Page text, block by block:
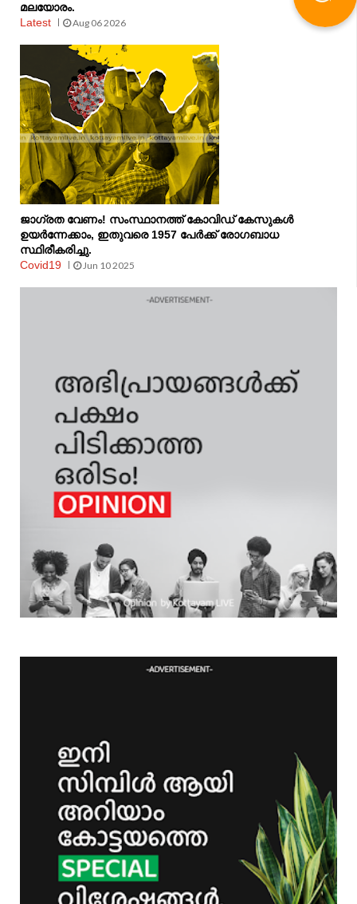
മലയോരം.
Latest
Aug 06 2026
ജാഗ്രത വേണം! സംസ്ഥാനത്ത് കോവിഡ് കേസുകൾ
ഉയർന്നേക്കാം, ഇതുവരെ 1957 പേർക്ക് രോഗബാധ
സ്ഥിരീകരിച്ചു.
Covid19
Jun 10 2025